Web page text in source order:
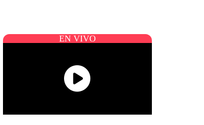
EN VIVO